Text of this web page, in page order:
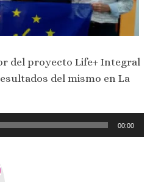
del proyecto Life+ Integral
del mismo en La
00:00